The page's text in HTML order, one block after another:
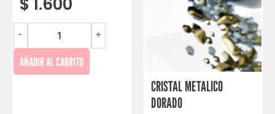
- +
AÑADIR AL CARRITO
CRISTAL METALICO
DORADO